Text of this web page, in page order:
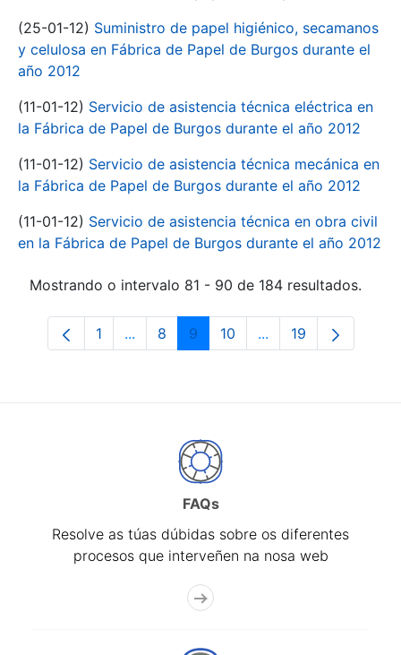
(25-01-12) Suministro de papel higiénico, secamanos
y celulosa en Fábrica de Papel de Burgos durante el
año 2012
(11-01-12) Servicio de asistencia técnica eléctrica en
la Fábrica de Papel de Burgos durante el año 2012
(11-01-12) Servicio de asistencia técnica mecánica en
la Fábrica de Papel de Burgos durante el año 2012
(11-01-12) Servicio de asistencia técnica en obra civil
en la Fábrica de Papel de Burgos durante el año 2012
Mostrando o intervalo 81 - 90 de 184 resultados.
Páxina
1 ...Páxinas intermedias Use pestaña para
Páxina
8 Páxina
9 Páxina
10 ...PáxinasPáxina
19
FAQs
Resolve as túas dúbidas sobre os diferentes
procesos que interveñen na nosa web